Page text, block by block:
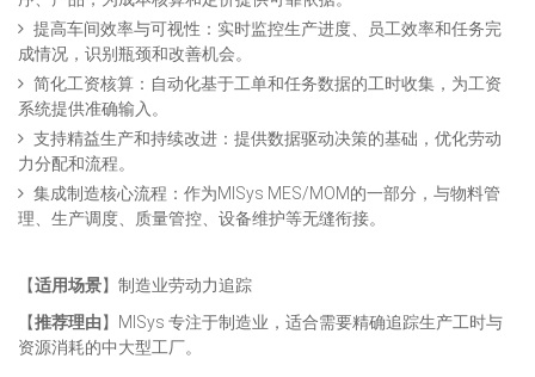
提高车间效率与可视性：实时监控生产进度、员工效率和任务完
成情况，识别瓶颈和改善机会。
简化工资核算：自动化基于工单和任务数据的工时收集，为工资
系统提供准确输入。
支持精益生产和持续改进：提供数据驱动决策的基础，优化劳动
力分配和流程。
集成制造核心流程：作为MISys MES/MOM的一部分，与物料管
理、生产调度、质量管控、设备维护等无缝衔接。
【适用场景】制造业劳动力追踪
【推荐理由】MISys 专注于制造业，适合需要精确追踪生产工时与
资源消耗的中大型工厂。